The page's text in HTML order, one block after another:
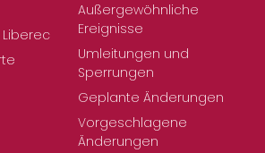
Liberec
Außergewöhnliche
Ereignisse
Umleitungen und
Sperrungen
Geplante Änderungen
Vorgeschlagene
Änderungen